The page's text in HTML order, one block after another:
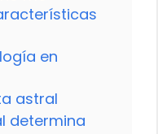
en
astral
determina